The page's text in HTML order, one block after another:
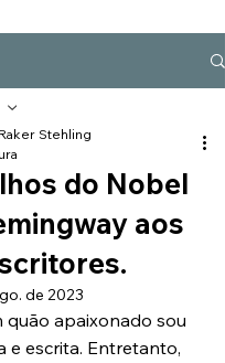
do Nobel
aos
Stehling
de 2023
quão apaixonado sou
e escrita. Entretanto,